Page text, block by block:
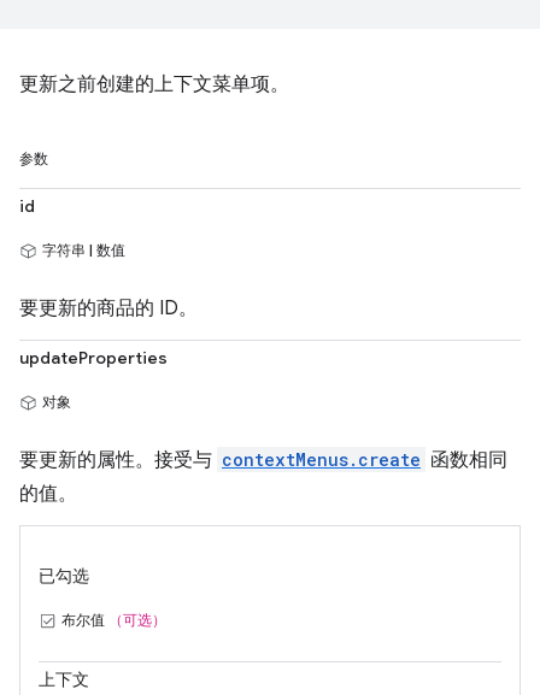
更新之前创建的上下文菜单项。
参数
id
字符串 | 数值
要更新的商品的 ID。
updateProperties
对象
要更新的属性。接受与 contextMenus.create 函数相同
的值。
已勾选
布尔值 （可选）
上下文